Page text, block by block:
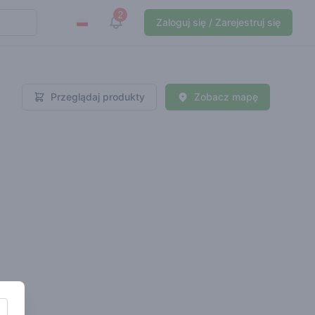
2
View notifications
Zaloguj się / Zarejestruj się
Przeglądaj produkty Zobacz mapę